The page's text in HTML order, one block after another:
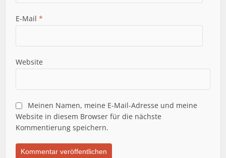
E-Mail*
Website
Meinen Namen, meine E-Mail-Adresse und meine
Website in diesem Browser für die nächste
Kommentierung speichern.